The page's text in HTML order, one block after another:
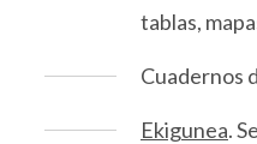
tablas,
Cuadernos
Ekigunea.